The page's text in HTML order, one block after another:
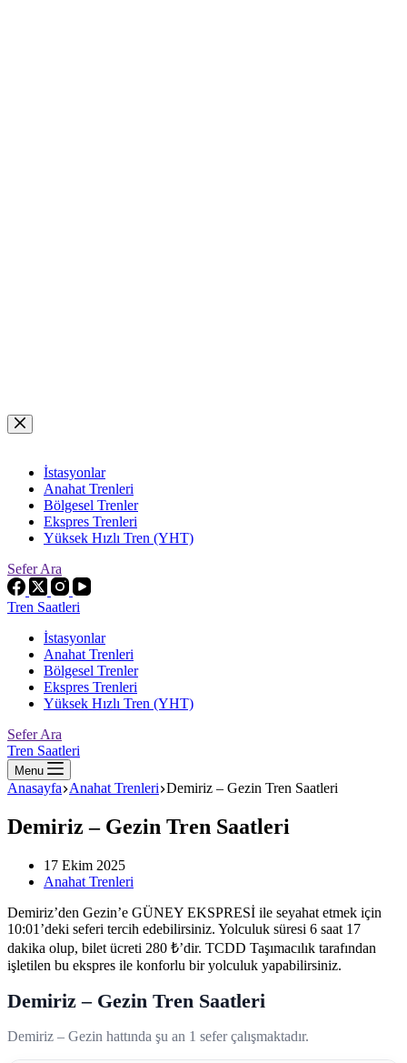
Skip
to
İstasyonlar
Anahat Trenleri
Bölgesel Trenler
Ekspres Trenleri
Yüksek Hızlı Tren (YHT)
Sefer Ara
Tren Saatleri
İstasyonlar
Anahat Trenleri
Bölgesel Trenler
Ekspres Trenleri
Yüksek Hızlı Tren (YHT)
Sefer Ara
Tren Saatleri
Menu
Anasayfa Anahat Trenleri Demiriz – Gezin Tren Saatleri
Demiriz – Gezin Tren Saatleri
17 Ekim 2025
Anahat Trenleri
Demiriz’den Gezin’e GÜNEY EKSPRESİ ile seyahat etmek için
10:01’deki seferi tercih edebilirsiniz. Yolculuk süresi 6 saat 17
dakika olup, bilet ücreti 280 ₺’dir. TCDD Taşımacılık tarafından
işletilen bu ekspres ile konforlu bir yolculuk yapabilirsiniz.
Demiriz – Gezin Tren Saatleri
Demiriz – Gezin hattında şu an 1 sefer çalışmaktadır.